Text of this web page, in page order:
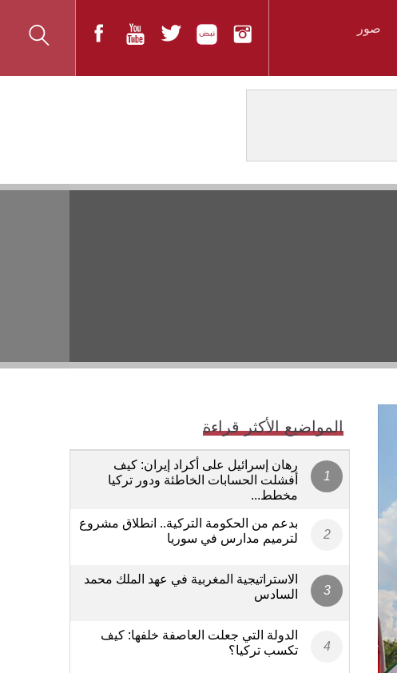
صور
المواضيع الأكثر قراءة
رهان إسرائيل على أكراد إيران: كيف
أفشلت الحسابات الخاطئة ودور تركيا
مخطط...
بدعم من الحكومة التركية.. انطلاق مشروع
لترميم مدارس في سوريا
الاستراتيجية المغربية في عهد الملك محمد
السادس
الدولة التي جعلت العاصفة خلفها: كيف
تكسب تركيا؟